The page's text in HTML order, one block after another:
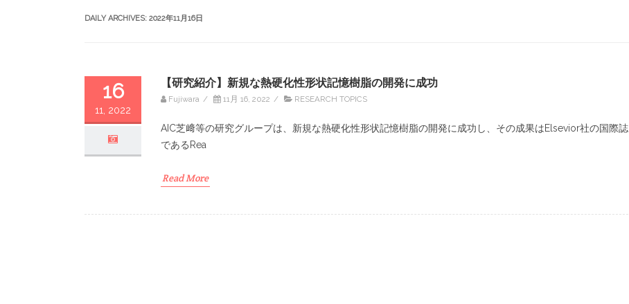
DAILY ARCHIVES: 2022年11月16日
16
11, 2022
【研究紹介】新規な熱硬化性形状記憶樹脂の開発に成功
Fujiwara / 11月 16, 2022 / RESEARCH TOPICS
AIC芝﨑等の研究グループは、新規な熱硬化性形状記憶樹脂の開発に成功し、その成果はElsevior社の国際誌
であるRea
Read More